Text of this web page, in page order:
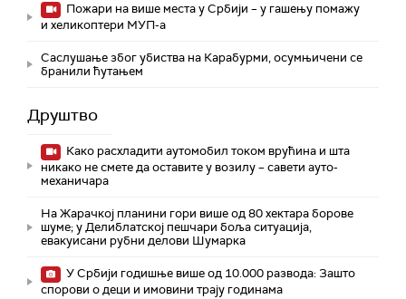
Пожари на више места у Србији – у гашењу помажу
и хеликоптери МУП-а
Саслушање због убиства на Карабурми, осумњичени се
бранили ћутањем
Друштво
Како расхладити аутомобил током врућина и шта
никако не смете да оставите у возилу – савети ауто-
механичара
На Жарачкој планини гори више од 80 хектара борове
шуме; у Делиблатској пешчари боља ситуација,
евакуисани рубни делови Шумарка
У Србији годишње више од 10.000 развода: Зашто
спорови о деци и имовини трају годинама